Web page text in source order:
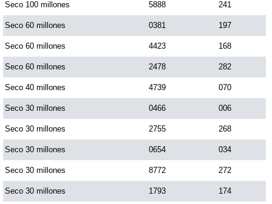
Seco 100 millones 5888 241
Seco 60 millones 0381 197
Seco 60 millones 4423 168
Seco 60 millones 2478 282
Seco 40 millones 4739 070
Seco 30 millones 0466 006
Seco 30 millones 2755 268
Seco 30 millones 0654 034
Seco 30 millones 8772 272
Seco 30 millones 1793 174